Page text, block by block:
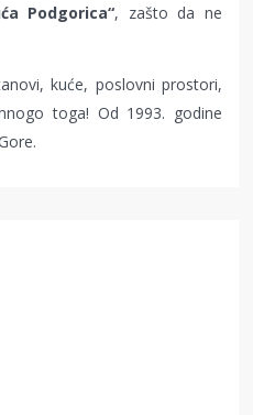
Podgorica“, zašto da ne
kuće, poslovni prostori,
toga! Od 1993. godine